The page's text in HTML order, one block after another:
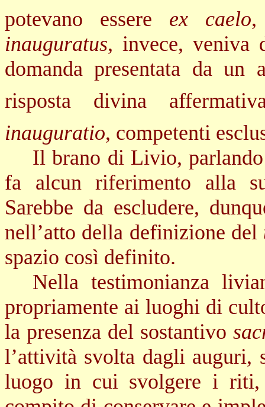
potevano essere ex caelo,
inauguratus, invece, veniva
domanda presentata da
risposta divina
inauguratio, competenti
Il brano di Livio,
fa alcun riferimento alla
Sarebbe da escludere,
nell’atto della definizione del
spazio così definito.
Nella testimonianza
propriamente ai luoghi di
la presenza del sostantivo
l’attività svolta dagli auguri,
luogo in cui svolgere i